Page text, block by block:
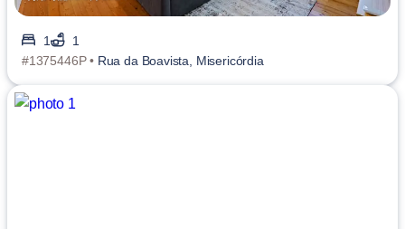
1
1
#1375446P • Rua da Boavista, Misericórdia